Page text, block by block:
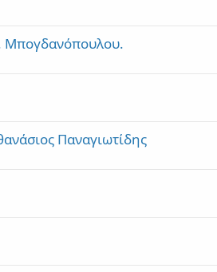
Μπογδανόπουλου.
Παναγιωτίδης